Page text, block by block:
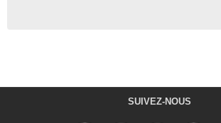
SUIVEZ-NOUS